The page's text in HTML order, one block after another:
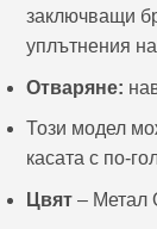
заключващи
уплътнения
Отваряне:
Този модел
касата с по-
Цвят– Метал